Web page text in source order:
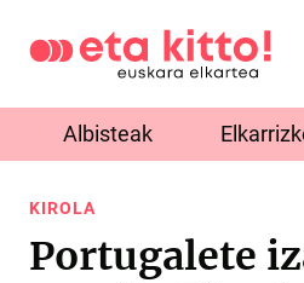
Albisteak
KIROLA
Portugalete